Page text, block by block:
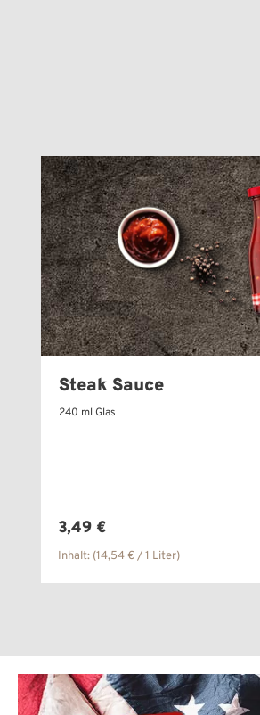
Steak Sauce
240 ml Glas
Regulärer Preis:
3,49 €
Inhalt: (14,54 € / 1 Liter)